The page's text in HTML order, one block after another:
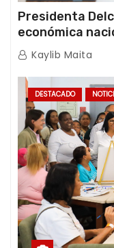
Presidenta
económica
de emergencia
Kaylib Maita
DESTACADO